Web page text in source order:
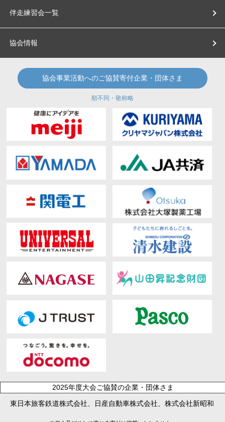
伴走練習会一覧
協会情報
協会事業活動へのご協賛寄付企業・団体さま
順不同・敬称略
2025年度大会ご協賛の企業・団体さま
東日本旅客鉄道株式会社、日産自動車株式会社、株式会社新昭和